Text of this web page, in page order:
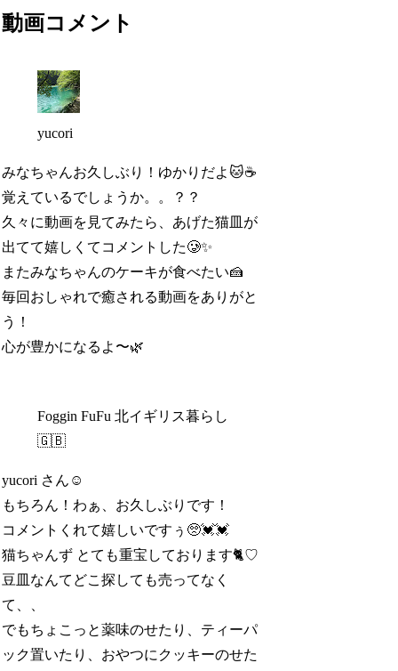
動画コメント
yucori
みなちゃんお久しぶり！ゆかりだよ🐱☕️
覚えているでしょうか。。？？
久々に動画を見てみたら、あげた猫皿が
出てて嬉しくてコメントした🥲✨
またみなちゃんのケーキが食べたい🍰
毎回おしゃれで癒される動画をありがと
う！
心が豊かになるよ〜🌿
Foggin FuFu 北イギリス暮らし
🇬🇧
yucori さん☺️
もちろん！わぁ、お久しぶりです！
コメントくれて嬉しいですぅ🥺💓💓
猫ちゃんず とても重宝しております🐈♡
豆皿なんてどこ探しても売ってなく
て、、
でもちょこっと薬味のせたり、ティーパ
ック置いたり、おやつにクッキーのせた